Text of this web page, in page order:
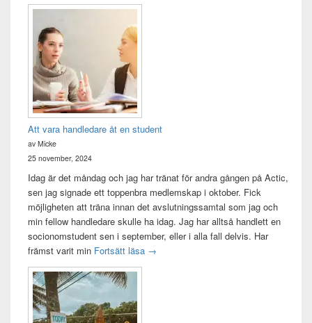
Att vara handledare åt en student
av Micke
25 november, 2024
Idag är det måndag och jag har tränat för andra gången på Actic,
sen jag signade ett toppenbra medlemskap i oktober. Fick
möjligheten att träna innan det avslutningssamtal som jag och
min fellow handledare skulle ha idag. Jag har alltså handlett en
socionomstudent sen i september, eller i alla fall delvis. Har
främst varit min Fortsätt läsa Att vara handledare åt en student
→